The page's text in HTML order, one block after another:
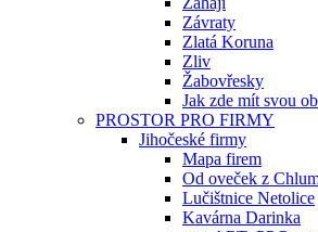
Závraty
Zlatá Koruna
Zliv
Žabovřesky
Jak zde mít svou
PROSTOR PRO FIRMY
Jihočeské firmy
Mapa firem
Od oveček z
Lučištnice Netolice
Kavárna Darinka